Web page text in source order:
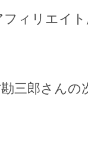
ィリエイ
三郎さんの